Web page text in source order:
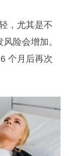
，尤其是不
险会增加。
个月后再次